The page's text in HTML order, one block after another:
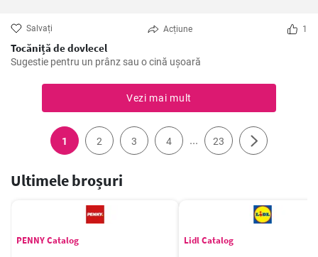
Salvați Acțiune 1
Tocăniță de dovlecel
Sugestie pentru un prânz sau o cină ușoară
Vezi mai mult
1 2 3 4 ... 23
Ultimele broșuri
PENNY Catalog Lidl Catalog